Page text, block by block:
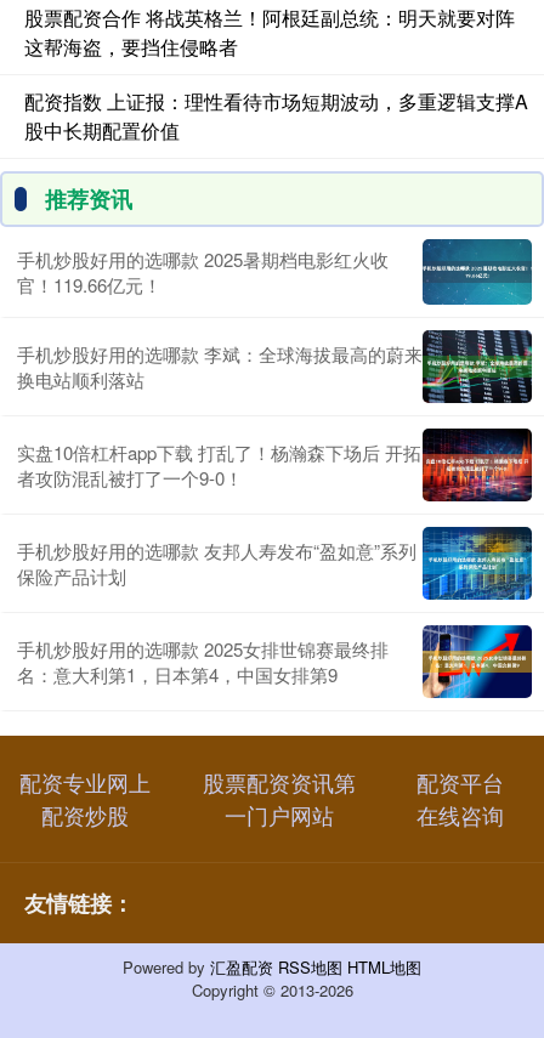
股票配资合作 将战英格兰！阿根廷副总统：明天就要对阵
这帮海盗，要挡住侵略者
配资指数 上证报：理性看待市场短期波动，多重逻辑支撑A
股中长期配置价值
推荐资讯
手机炒股好用的选哪款 2025暑期档电影红火收
官！119.66亿元！
手机炒股好用的选哪款 李斌：全球海拔最高的蔚来
换电站顺利落站
实盘10倍杠杆app下载 打乱了！杨瀚森下场后 开拓
者攻防混乱被打了一个9-0！
手机炒股好用的选哪款 友邦人寿发布“盈如意”系列
保险产品计划
手机炒股好用的选哪款 2025女排世锦赛最终排
名：意大利第1，日本第4，中国女排第9
配资专业网上
配资炒股
股票配资资讯第
一门户网站
配资平台
在线咨询
友情链接：
Powered by 汇盈配资 RSS地图 HTML地图
Copyright © 2013-2026